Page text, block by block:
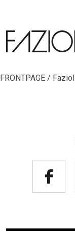
FRONTPAGE /